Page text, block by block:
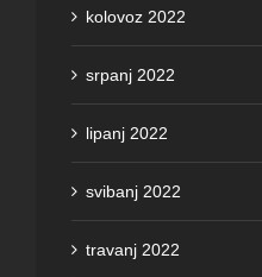
kolovoz 2022
srpanj 2022
lipanj 2022
svibanj 2022
travanj 2022